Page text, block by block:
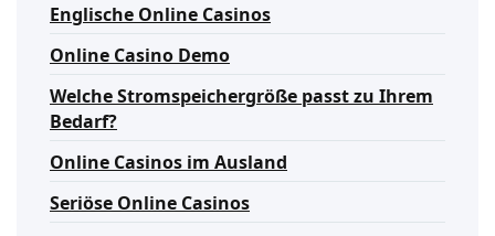
Englische Online Casinos
Online Casino Demo
Welche Stromspeichergröße passt zu Ihrem
Bedarf?
Online Casinos im Ausland
Seriöse Online Casinos